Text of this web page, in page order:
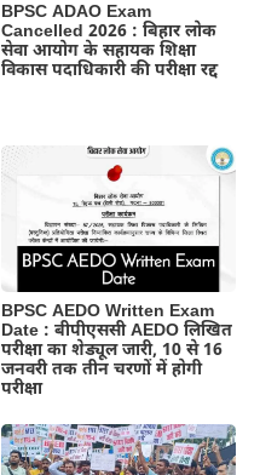
BPSC ADAO Exam
Cancelled 2026 : बिहार लोक
सेवा आयोग के सहायक शिक्षा
विकास पदाधिकारी की परीक्षा रद्द
BPSC AEDO Written Exam
Date : बीपीएससी AEDO लिखित
परीक्षा का शेड्यूल जारी, 10 से 16
जनवरी तक तीन चरणों में होगी
परीक्षा